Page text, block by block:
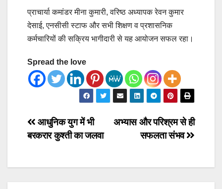
प्राचार्या कमांडर मीना कुमारी, वरिष्ठ अध्यापक रेवन कुमार
देसाई, एनसीसी स्टाफ और सभी शिक्षण व प्रशासनिक
कर्मचारियों की सक्रिय भागीदारी से यह आयोजन सफल रहा।
Spread the love
Post
navigation
अभ्यास और परिश्रम से ही
सफलता संभव
आधुनिक युग में भी
बरकरार कुश्ती का जलवा